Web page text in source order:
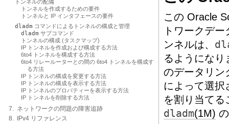
トンネルの配備
トンネルを作成するための要件
トンネルと IP インタフェースの要件
dladm コマンドによるトンネルの構成と管理
dladm サブコマンド
トンネルの構成 (タスクマップ)
IP トンネルを作成および構成する方法
6to4 トンネルを構成する方法
6to4 リレールーターとの間の 6to4 トンネルを構成す
る方法
IP トンネルの構成を変更する方法
IP トンネルの構成を表示する方法
IP トンネルのプロパティーを表示する方法
IP トンネルを削除する方法
7. ネットワークの問題の障害追跡
8. IPv4 リファレンス
この Oracle
トワークデ
ンネルは、
るようにな
のデータリン
によって選
を割り当てる
dladm(1M)